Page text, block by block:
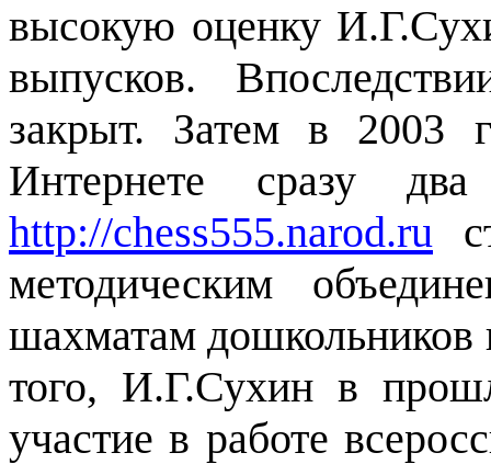
высокую оценку
выпусков.
закрыт. Затем в 2003
Интернете сразу
http://chess555.narod.ru
методическим
шахматам
того, И.Г.Сухин в
участие в работе